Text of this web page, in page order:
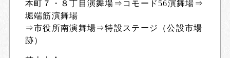
本町７・８丁目演舞場⇒コモード56演舞場⇒
堀端筋演舞場
⇒市役所南演舞場⇒特設ステージ（公設市場
跡）